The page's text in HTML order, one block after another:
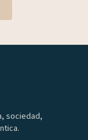
sociedad,